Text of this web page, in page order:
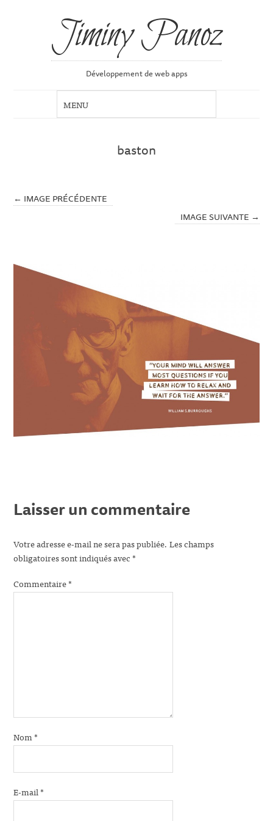
Jiminy Panoz
Développement de web apps
baston
← IMAGE PRÉCÉDENTE
IMAGE SUIVANTE →
Laisser un commentaire
Votre adresse e-mail ne sera pas publiée. Les champs
obligatoires sont indiqués avec*
Commentaire*
Nom*
E-mail*